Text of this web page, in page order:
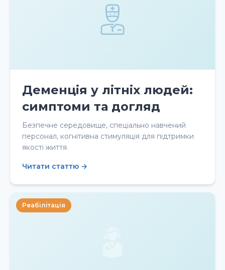
Деменція у літніх людей:
симптоми та догляд
Безпечне середовище, спеціально навчений
персонал, когнітивна стимуляція для підтримки
якості життя.
Читати статтю →
Реабілітація